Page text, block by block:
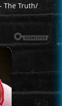
The Truth/